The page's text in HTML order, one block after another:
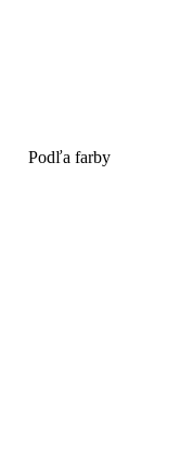
Podľa farby